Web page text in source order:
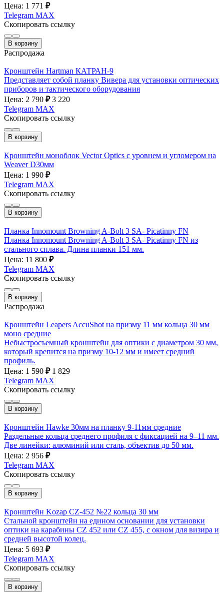
Цена: 1 771 ₽
Telegram MAX
Скопировать ссылку
В корзину
Распродажа
Кронштейн Hartman КАТРАН-9
Представляет собой планку Вивера для установки оптических
приборов и тактического оборудования
Цена: 2 790 ₽ 3 220
Telegram MAX
Скопировать ссылку
В корзину
Кронштейн моноблок Vector Optics с уровнем и угломером на
Weaver D30мм
Цена: 1 990 ₽
Telegram MAX
Скопировать ссылку
В корзину
Планка Innomount Browning A-Bolt 3 SA- Picatinny FN
Планка Innomount Browning A-Bolt 3 SA- Picatinny FN из
стального сплава. Длина планки 151 мм.
Цена: 11 800 ₽
Telegram MAX
Скопировать ссылку
В корзину
Распродажа
Кронштейн Leapers AccuShot на призму 11 мм кольца 30 мм
моно средние
Небыстросъемный кронштейн для оптики с диаметром 30 мм,
который крепится на призму 10-12 мм и имеет средний
профиль.
Цена: 1 590 ₽ 1 829
Telegram MAX
Скопировать ссылку
В корзину
Кронштейн Hawke 30мм на планку 9-11мм средние
Раздельные кольца среднего профиля с фиксацией на 9–11 мм.
Две линейки: алюминий или сталь, объектив до 50 мм.
Цена: 2 956 ₽
Telegram MAX
Скопировать ссылку
В корзину
Кронштейн Kozap CZ-452 №22 кольца 30 мм
Стальной кронштейн на едином основании для установки
оптики на карабины CZ 452 или CZ 455, с окном для визира и
средней высотой колец.
Цена: 5 693 ₽
Telegram MAX
Скопировать ссылку
В корзину